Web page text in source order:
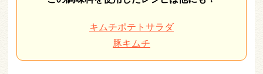
キムチポテトサラダ
豚キムチ